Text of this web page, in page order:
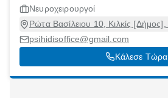
Νευροχειρουργοί
Ρώτα Βασίλειου 10, Κιλκίς [Δήμος],
psihidisoffice@gmail.com
Κάλεσε Τώρα